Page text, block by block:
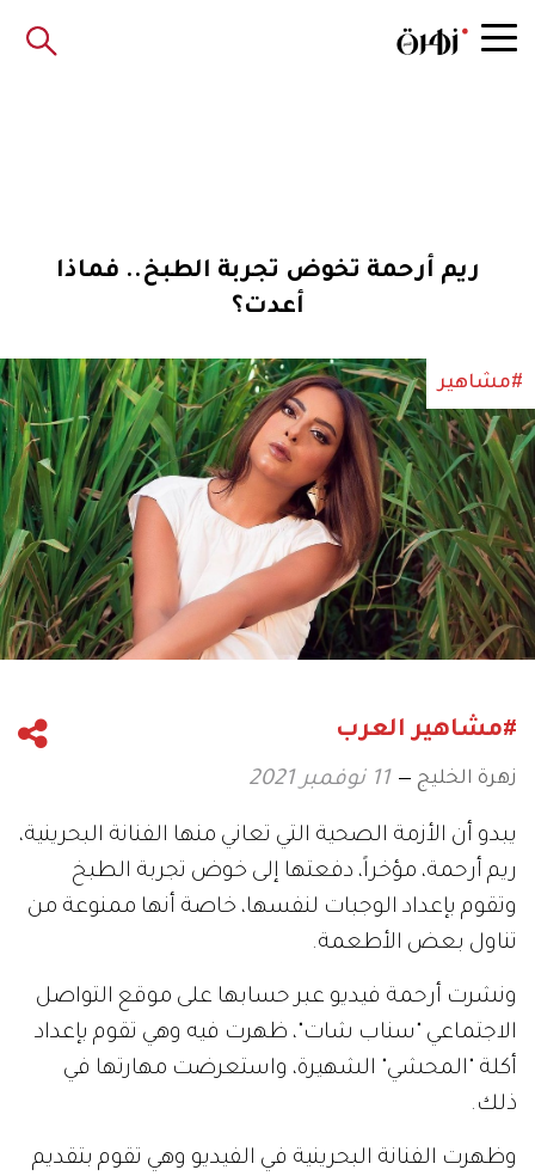
ريم أرحمة تخوض تجربة الطبخ.. فماذا
أعدت؟
#مشاهير
#مشاهير العرب
زهرة الخليج 11 نوفمبر 2021
يبدو أن الأزمة الصحية التي تعاني منها الفنانة البحرينية،
ريم أرحمة، مؤخراً، دفعتها إلى خوض تجربة الطبخ
وتقوم بإعداد الوجبات لنفسها، خاصة أنها ممنوعة من
تناول بعض الأطعمة.
ونشرت أرحمة فيديو عبر حسابها على موقع التواصل
الاجتماعي "سناب شات"، ظهرت فيه وهي تقوم بإعداد
أكلة "المحشي" الشهيرة، واستعرضت مهارتها في
ذلك.
وظهرت الفنانة البحرينية في الفيديو وهي تقوم بتقديم